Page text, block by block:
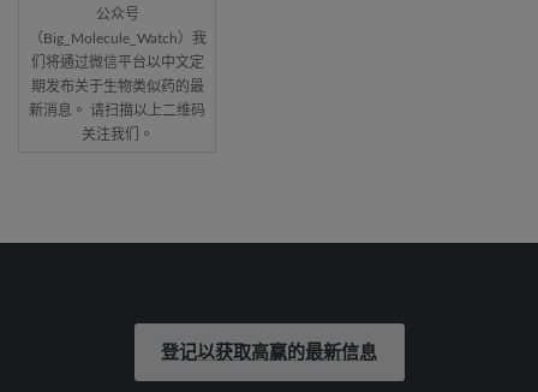
公众号
（Big_Molecule_Watch）我
们将通过微信平台以中文定
期发布关于生物类似药的最
新消息。 请扫描以上二维码
关注我们。
登记以获取高赢的最新信息